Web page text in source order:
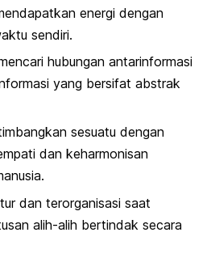
energi dengan
sendiri.
hubungan antarinformasi
yang bersifat abstrak
sesuatu dengan
dan keharmonisan
dan terorganisasi saat
alih-alih bertindak secara